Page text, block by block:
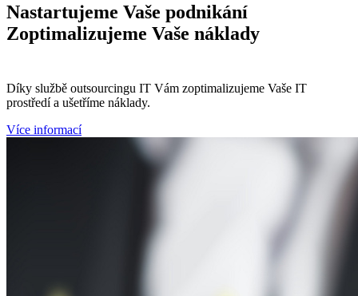
Nastartujeme Vaše podnikání
Zoptimalizujeme Vaše náklady
Díky službě outsourcingu IT Vám zoptimalizujeme Vaše IT
prostředí a ušetříme náklady.
Více informací